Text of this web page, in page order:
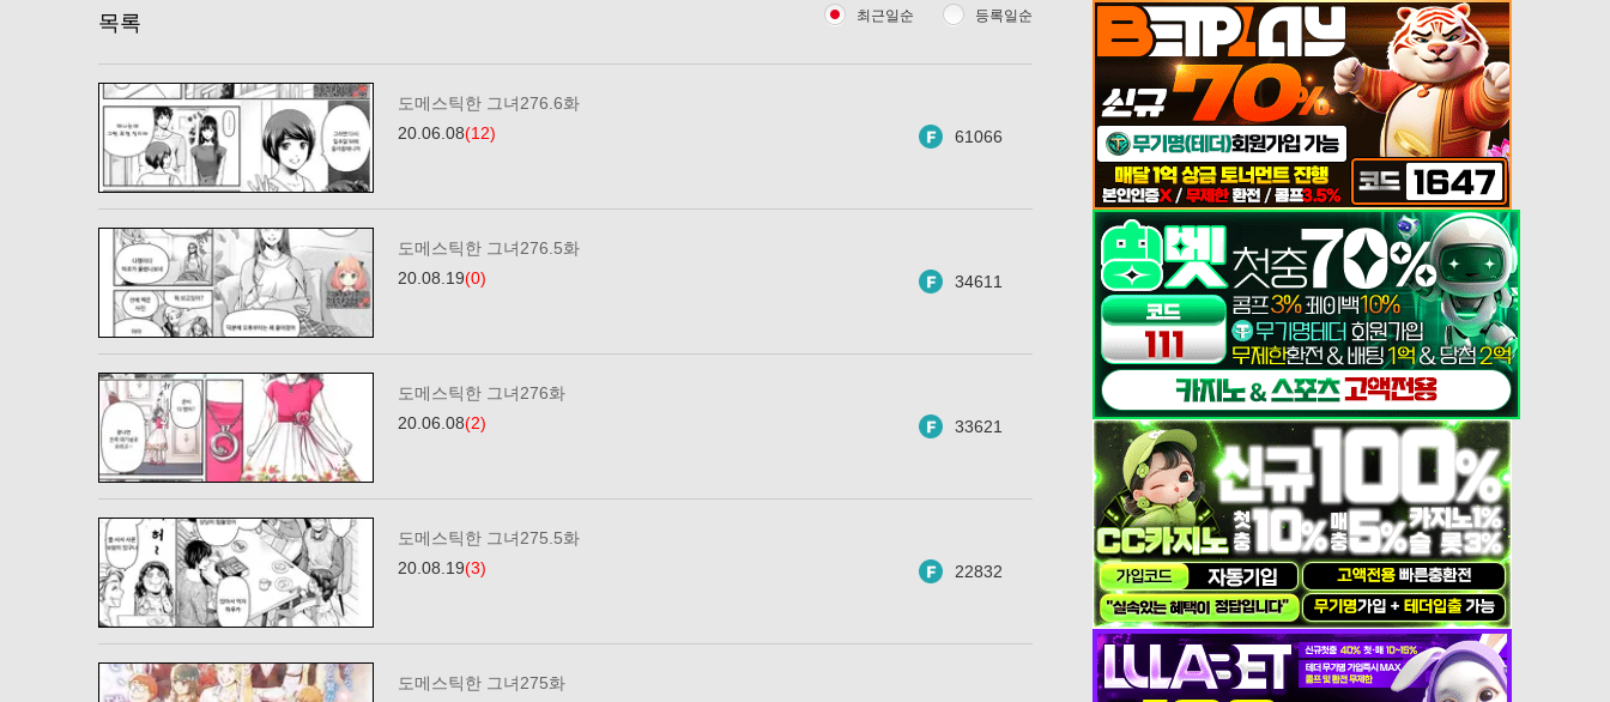
목록 최근일순 등록일순
도메스틱한 그녀276.6화
20.06.08(12) 61066
도메스틱한 그녀276.5화
20.08.19(0) 34611
도메스틱한 그녀276화
20.06.08(2) 33621
도메스틱한 그녀275.5화
20.08.19(3) 22832
도메스틱한 그녀275화